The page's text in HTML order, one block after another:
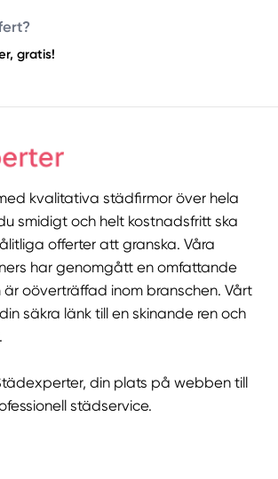
gratis!
kvalitativa städfirmor över hela
smidigt och helt kostnadsfritt ska
offerter att granska. Våra
har genomgått en omfattande
är oöverträffad inom branschen. Vårt
säkra länk till en skinande ren och
din plats på webben till
städservice.